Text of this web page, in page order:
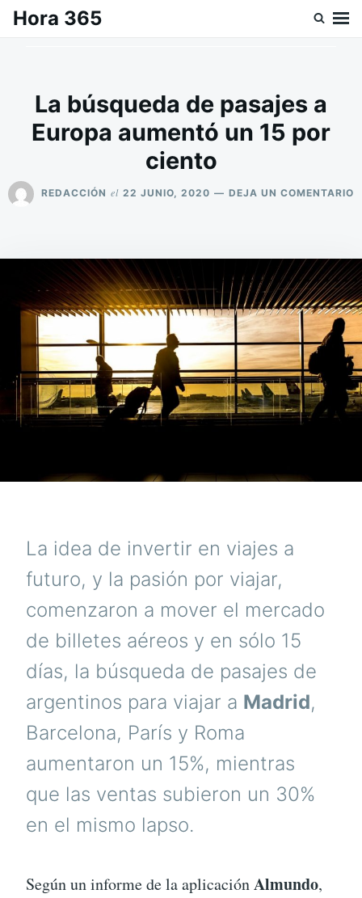
SaltarBuscar:
Hora 365
La búsqueda de pasajes a
Europa aumentó un 15 por
ciento
REDACCIÓN el 22 JUNIO, 2020 DEJA UN COMENTARIO
A
La idea de invertir en viajes a
futuro, y la pasión por viajar,
comenzaron a mover el mercado
de billetes aéreos y en sólo 15
días, la búsqueda de pasajes de
argentinos para viajar a Madrid,
Barcelona, París y Roma
aumentaron un 15%, mientras
que las ventas subieron un 30%
en el mismo lapso.
Según un informe de la aplicaciónAlmundo,